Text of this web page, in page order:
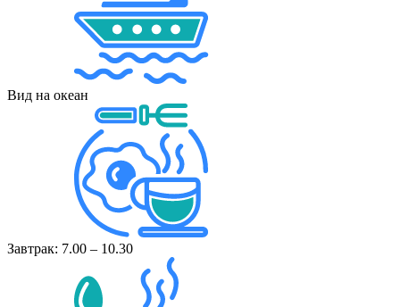
Вид на океан
Завтрак: 7.00 – 10.30